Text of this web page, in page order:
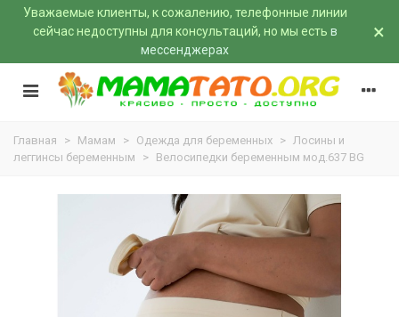
Уважаемые клиенты, к сожалению, телефонные линии
сейчас недоступны для консультаций, но мы есть в
мессенджерах
×
Главная > Мамам > Одежда для беременных > Лосины и
леггинсы беременным
> Велосипедки беременным мод.637 BG